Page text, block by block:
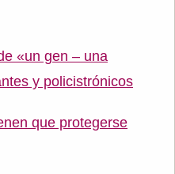
«un gen – una
y policistrónicos
que protegerse